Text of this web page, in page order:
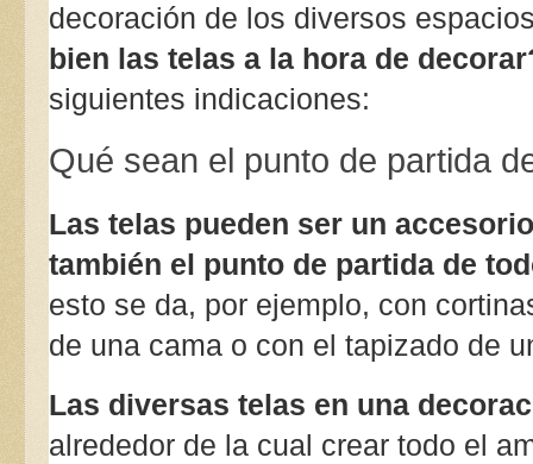
decoración de los diversos
bien las telas a la hora de
siguientes indicaciones:
Qué sean el punto de partida
Las telas pueden ser un
también el punto de partida de
esto se da, por ejemplo, con
de una cama o con el tapizado de
Las diversas telas en una
alrededor de la cual crear todo el